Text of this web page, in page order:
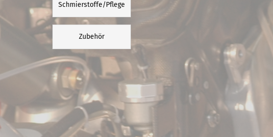
Schmierstoffe/Pflege
Zubehör